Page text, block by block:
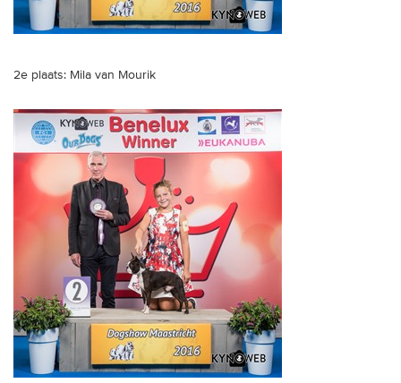
2e plaats: Mila van Mourik